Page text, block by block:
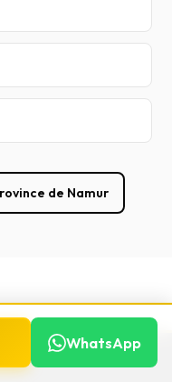
de Namur
WhatsApp